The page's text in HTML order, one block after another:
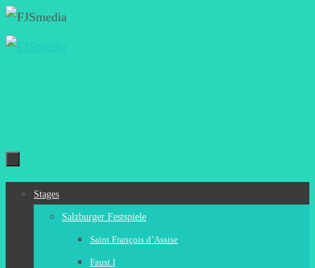
Zum
Inhalt
Zum
Stages
Salzburger Festspiele
Saint François d’Assise
Faust I